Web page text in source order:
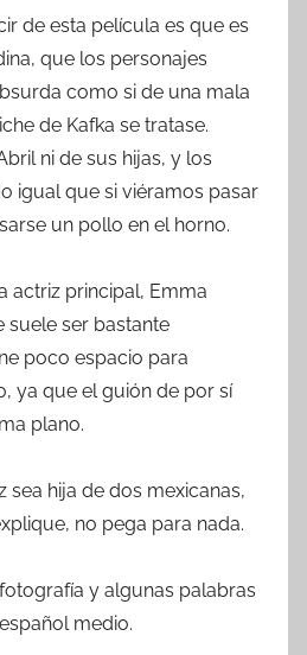
de esta película es que es
que los personajes
como si de una mala
de Kafka se tratase.
ni de sus hijas, y los
igual que si viéramos pasar
un pollo en el horno.
actriz principal, Emma
suele ser bastante
poco espacio para
ya que el guión de por sí
plano.
sea hija de dos mexicanas,
no pega para nada.
y algunas palabras
medio.